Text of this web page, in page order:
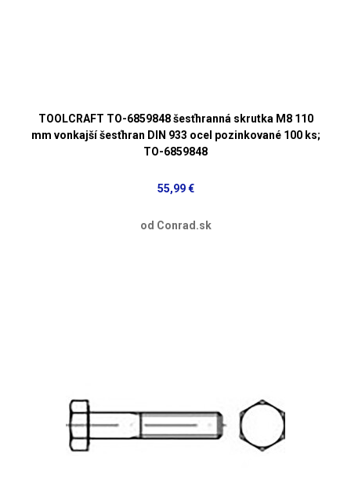
TOOLCRAFT TO-6859848 šesťhranná skrutka M8 110
mm vonkajší šesťhran DIN 933 ocel pozinkované 100 ks;
TO-6859848
55,99 €
od Conrad.sk